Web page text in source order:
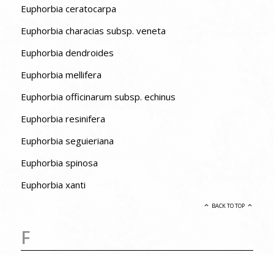
Euphorbia ceratocarpa
Euphorbia characias subsp. veneta
Euphorbia dendroides
Euphorbia mellifera
Euphorbia officinarum subsp. echinus
Euphorbia resinifera
Euphorbia seguieriana
Euphorbia spinosa
Euphorbia xanti
BACK TO TOP
F